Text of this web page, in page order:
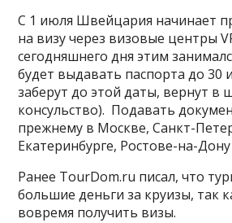
С 1 июля Швейцария начинает
на визу через визовые центры
сегодняшнего дня этим
будет выдавать паспорта до 30
заберут до этой даты, вернут в
консульство). Подавать
прежнему в Москве, Санкт-
Екатеринбурге, Ростове-на-
Ранее TourDom.ru писал, что
большие деньги за круизы, так
вовремя получить визы.